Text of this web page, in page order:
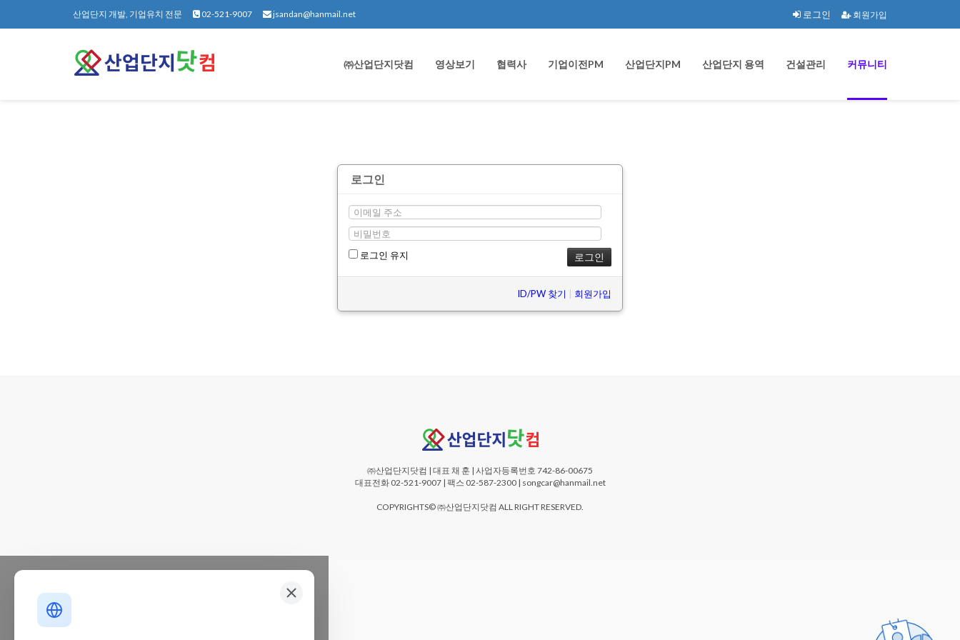
산업단지 개발, 기업유치 전문 02-521-9007 jsandan@hanmail.net 로그인 회원가입
㈜산업단지닷컴 영상보기 협력사 기업이전PM 산업단지PM 산업단지 용역 건설관리 커뮤니티
로그인
로그인 유지
ID/PW 찾기 회원가입
㈜산업단지닷컴 | 대표 채 훈 | 사업자등록번호 742-86-00675
대표전화 02-521-9007 | 팩스 02-587-2300 | songcar@hanmail.net
COPYRIGHTS© ㈜산업단지닷컴 ALL RIGHT RESERVED.